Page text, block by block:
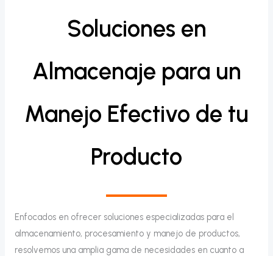
Soluciones en
Almacenaje para un
Manejo Efectivo de tu
Producto
Enfocados en ofrecer soluciones especializadas para el
almacenamiento, procesamiento y manejo de productos,
resolvemos una amplia gama de necesidades en cuanto a